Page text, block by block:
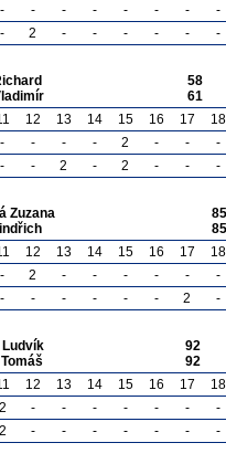
- - - - - - -
-
- 2 - - - - - -
58
61
12 13 14 15 16 17
18
- - - - 2 - -
-
- - 2 - 2 - - -
Zuzana
85
85
12 13 14 15 16 17
18
- 2 - - - - -
-
- - - - - - 2 -
92
92
12 13 14 15 16 17
18
2 - - - - - -
-
2 - - - - - - -